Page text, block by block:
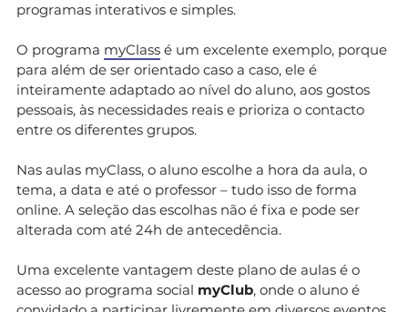
programas interativos e simples.
O programa myClass é um excelente exemplo, porque
para além de ser orientado caso a caso, ele é
inteiramente adaptado ao nível do aluno, aos gostos
pessoais, às necessidades reais e prioriza o contacto
entre os diferentes grupos.
Nas aulas myClass, o aluno escolhe a hora da aula, o
tema, a data e até o professor – tudo isso de forma
online. A seleção das escolhas não é fixa e pode ser
alterada com até 24h de antecedência.
Uma excelente vantagem deste plano de aulas é o
acesso ao programa social myClub, onde o aluno é